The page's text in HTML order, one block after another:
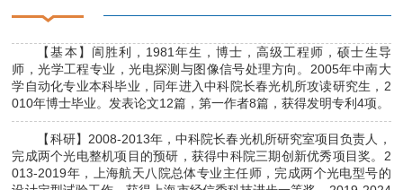
【基本】訚胜利，1981年生，博士，高级工程师，硕士生导
师，光学工程专业，光电探测与图像信号处理方向。2005年中南大
学自动化专业本科毕业，同年进入中科院长春光机所攻读研究生，2
010年博士毕业。发表论文12篇，第一作者8篇，获得发明专利4项。
【科研】2008-2013年，中科院长春光机所研究室项目负责人，
完成两个光电整机项目的预研，获得中科院三期创新优秀项目奖。2
013-2019年，上海航天八院总体专业主任师，完成两个光电型号的